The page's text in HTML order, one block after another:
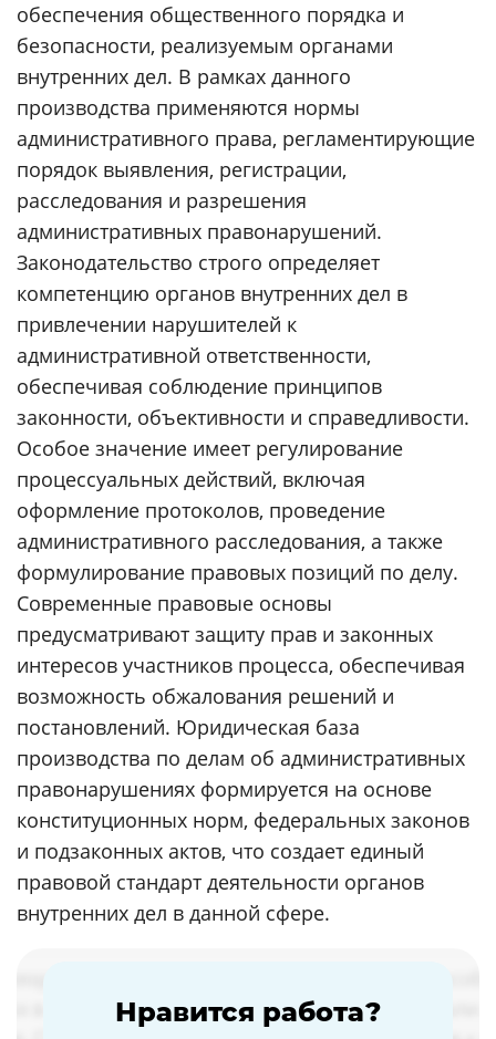
обеспечения общественного порядка и
безопасности, реализуемым органами
внутренних дел. В рамках данного
производства применяются нормы
административного права, регламентирующие
порядок выявления, регистрации,
расследования и разрешения
административных правонарушений.
Законодательство строго определяет
компетенцию органов внутренних дел в
привлечении нарушителей к
административной ответственности,
обеспечивая соблюдение принципов
законности, объективности и справедливости.
Особое значение имеет регулирование
процессуальных действий, включая
оформление протоколов, проведение
административного расследования, а также
формулирование правовых позиций по делу.
Современные правовые основы
предусматривают защиту прав и законных
интересов участников процесса, обеспечивая
возможность обжалования решений и
постановлений. Юридическая база
производства по делам об административных
правонарушениях формируется на основе
конституционных норм, федеральных законов
и подзаконных актов, что создает единый
правовой стандарт деятельности органов
внутренних дел в данной сфере.
Нравится работа?